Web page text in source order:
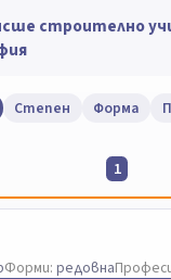
строително
Степен Форма
1
Форми: редовна